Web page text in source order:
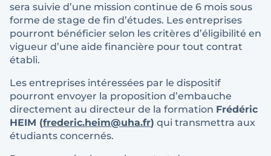
sera suivie d’une mission continue de 6 mois sous
forme de stage de fin d’études. Les entreprises
pourront bénéficier selon les critères d’éligibilité en
vigueur d’une aide financière pour tout contrat
établi.
Les entreprises intéressées par le dispositif
pourront envoyer la proposition d’embauche
directement au directeur de la formation Frédéric
HEIM (frederic.heim@uha.fr) qui transmettra aux
étudiants concernés.